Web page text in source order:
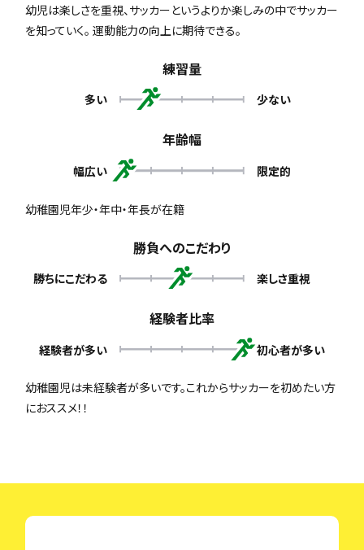
幼児は楽しさを重視、サッカーというよりか楽しみの中でサッカー
を知っていく。 運動能力の向上に期待できる。
練習量
多い 少ない
年齢幅
幅広い 限定的
幼稚園児年少・年中・年長が在籍
勝負へのこだわり
勝ちにこだわる 楽しさ重視
経験者比率
経験者が多い 初心者が多い
幼稚園児は未経験者が多いです。これからサッカーを初めたい方
におススメ！！